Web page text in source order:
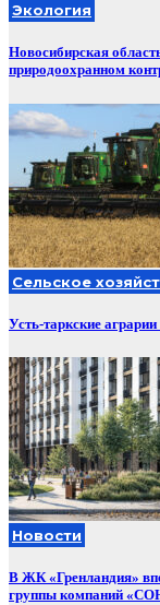
Экология
Новосибирская
природоохранном
Сельское
Усть-таркские
Новости
В ЖК «Гренландия»
группы компаний